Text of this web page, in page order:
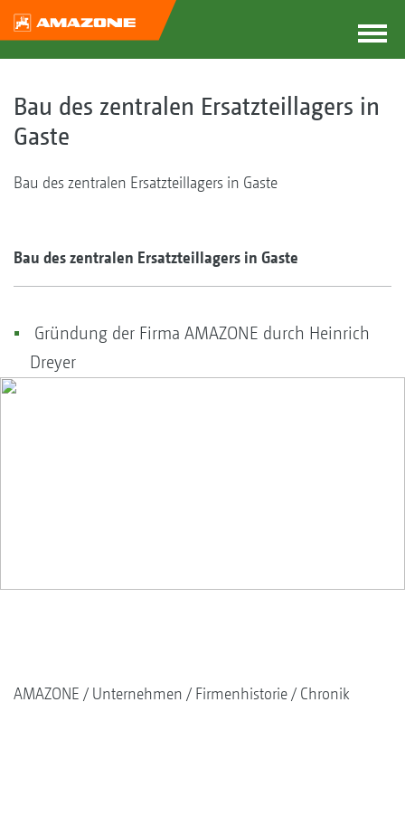
Bau des zentralen Ersatzteillagers in
Gaste
Bau des zentralen Ersatzteillagers in Gaste
Bau des zentralen Ersatzteillagers in Gaste
Gründung der Firma AMAZONE durch Heinrich
Dreyer
AMAZONE Unternehmen Firmenhistorie Chronik